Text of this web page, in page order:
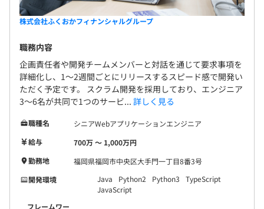
株式会社ふくおかフィナンシャルグループ
職務内容
企画責任者や開発チームメンバーと対話を通じて要求事項を
詳細化し、1～2週間ごとにリリースするスピード感で開発い
ただく予定です。 スクラム開発を採用しており、エンジニア
3～6名が共同で1つのサービ... 詳しく見る
職種名
シニアWebアプリケーションエンジニア
給与
700万 〜 1,000万円
勤務地
福岡県福岡市中央区大手門一丁目8番3号
開発環境
Java Python2 Python3
TypeScript
JavaScript
フレームワー